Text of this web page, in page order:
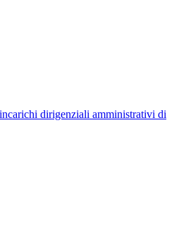
dirigenziali amministrativi di